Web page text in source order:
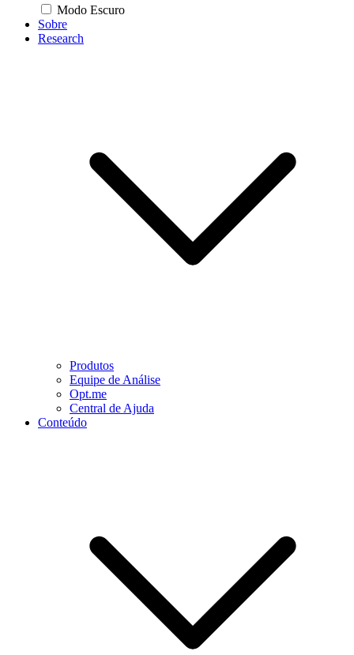
Modo Escuro
Sobre
Research
Produtos
Equipe de Análise
Opt.me
Central de Ajuda
Conteúdo